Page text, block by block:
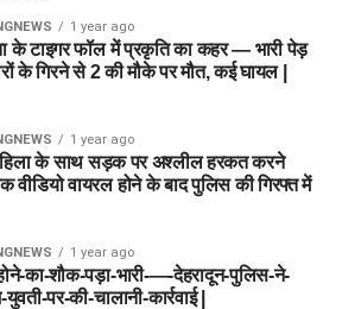
1 year ago
के टाइगर फॉल में प्रकृति का कहर — भारी पेड़
के गिरने से 2 की मौके पर मौत, कई घायल |
1 year ago
के साथ सड़क पर अश्लील हरकत करने
वीडियो वायरल होने के बाद पुलिस की गिरफ्त में
1 year ago
का-शौक-पड़ा-भारी-—-देहरादून-पुलिस-ने-
पर-की-चालानी-कार्रवाई |